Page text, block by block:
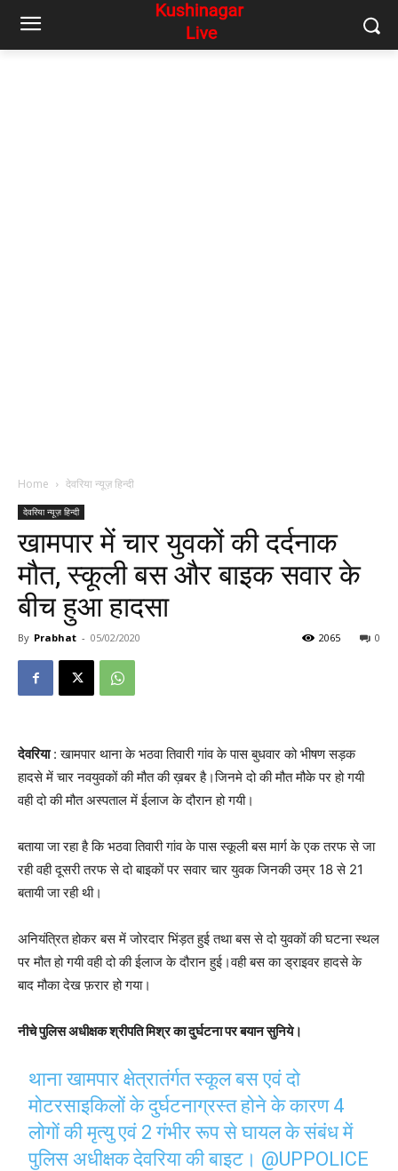
Home देवरिया न्यूज़ हिन्दी
देवरिया न्यूज़ हिन्दी
खामपार में चार युवकों की दर्दनाक
मौत, स्कूली बस और बाइक सवार के
बीच हुआ हादसा
By Prabhat - 05/02/2020 0
2065
देवरिया: खामपार थाना के भठवा तिवारी गांव के पास बुधवार को भीषण सड़क
हादसे में चार नवयुवकों की मौत की ख़बर है।जिनमे दो की मौत मौके पर हो गयी
वही दो की मौत अस्पताल में ईलाज के दौरान हो गयी।
बताया जा रहा है कि भठवा तिवारी गांव के पास स्कूली बस मार्ग के एक तरफ से जा
रही वही दूसरी तरफ से दो बाइकों पर सवार चार युवक जिनकी उम्र 18 से 21
बतायी जा रही थी।
अनियंत्रित होकर बस में जोरदार भिंड़त हुई तथा बस से दो युवकों की घटना स्थल
पर मौत हो गयी वही दो की ईलाज के दौरान हुई।वही बस का ड्राइवर हादसे के
बाद मौका देख फ़रार हो गया।
नीचे पुलिस अधीक्षक श्रीपति मिश्र का दुर्घटना पर बयान सुनिये।
थाना खामपार क्षेत्रातंर्गत स्कूल बस एवं दो
मोटरसाइकिलों के दुर्घटनाग्रस्त होने के कारण 4
लोगों की मृत्यु एवं 2 गंभीर रूप से घायल के संबंध में
पुलिस अधीक्षक देवरिया की बाइट। @UPPOLICE